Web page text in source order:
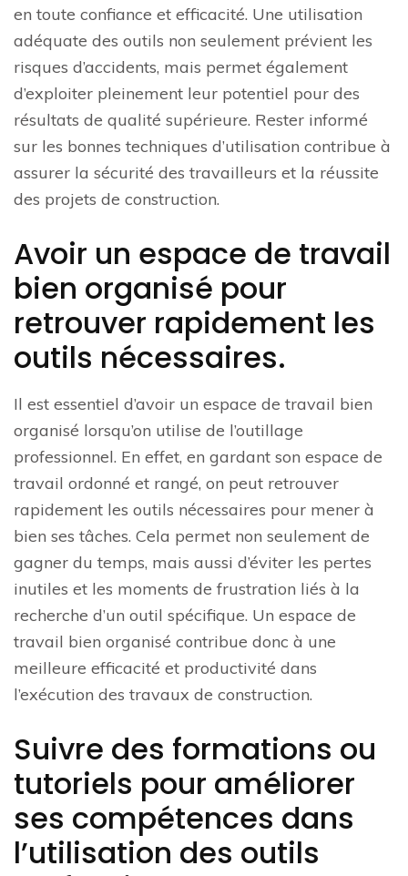
en toute confiance et efficacité. Une utilisation
adéquate des outils non seulement prévient les
risques d’accidents, mais permet également
d’exploiter pleinement leur potentiel pour des
résultats de qualité supérieure. Rester informé
sur les bonnes techniques d’utilisation contribue à
assurer la sécurité des travailleurs et la réussite
des projets de construction.
Avoir un espace de travail
bien organisé pour
retrouver rapidement les
outils nécessaires.
Il est essentiel d’avoir un espace de travail bien
organisé lorsqu’on utilise de l’outillage
professionnel. En effet, en gardant son espace de
travail ordonné et rangé, on peut retrouver
rapidement les outils nécessaires pour mener à
bien ses tâches. Cela permet non seulement de
gagner du temps, mais aussi d’éviter les pertes
inutiles et les moments de frustration liés à la
recherche d’un outil spécifique. Un espace de
travail bien organisé contribue donc à une
meilleure efficacité et productivité dans
l’exécution des travaux de construction.
Suivre des formations ou
tutoriels pour améliorer
ses compétences dans
l’utilisation des outils